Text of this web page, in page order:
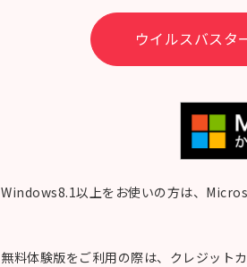
ウイルスバスタ
Windows8.1以上をお使いの方は、
無料体験版をご利用の際は、クレジット